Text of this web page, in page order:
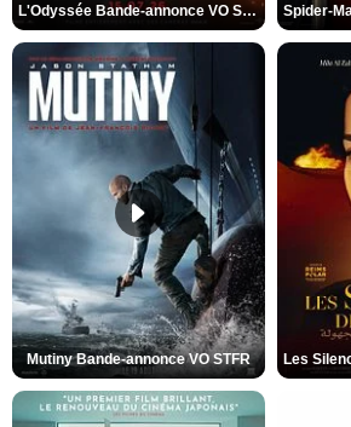
L'Odyssée Bande-annonce VO STFR
Mutiny Bande-annonce VO STFR